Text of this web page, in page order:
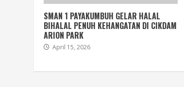
SMAN 1 PAYAKUMBUH GELAR HALAL
BIHALAL PENUH KEHANGATAN DI CIKDAM
ARION PARK
April 15, 2026